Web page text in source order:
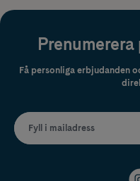
Få personliga erbjudanden
Fyll i mailadress